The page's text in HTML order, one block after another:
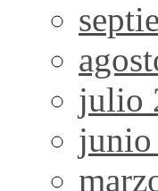
julio
junio